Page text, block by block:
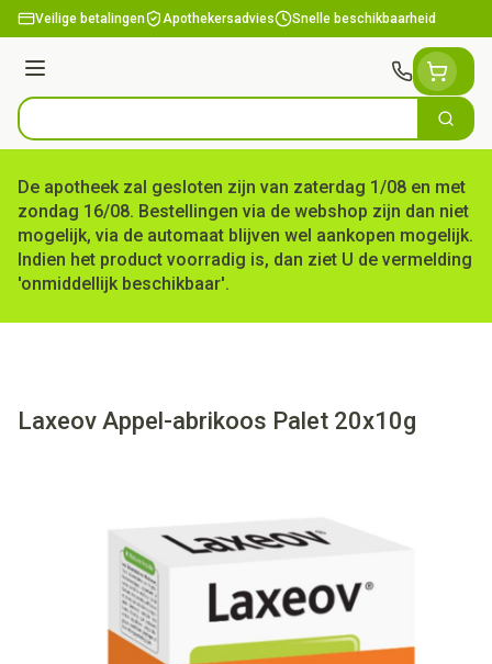
Ga naar de inhoud
Veilige betalingen Apothekersadvies Snelle beschikbaarheid
Menu
Product, merk, categorie... Zoek
De apotheek zal gesloten zijn van zaterdag 1/08 en met
zondag 16/08. Bestellingen via de webshop zijn dan niet
mogelijk, via de automaat blijven wel aankopen mogelijk.
Indien het product voorradig is, dan ziet U de vermelding
'onmiddellijk beschikbaar'.
Laxeov Appel-abrikoos Palet 20x10g